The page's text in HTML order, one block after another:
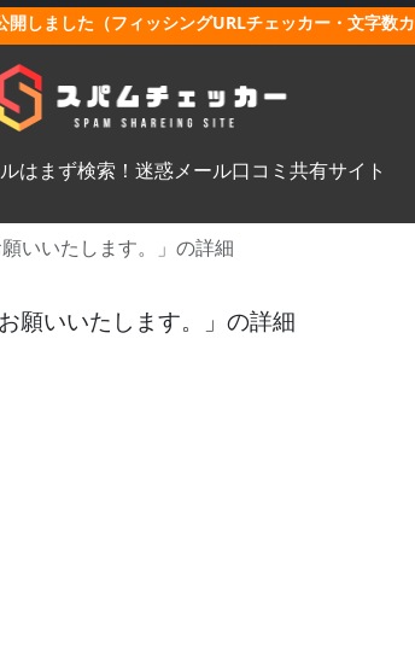
開しました（フィッシングURLチェッカー・文字数
はまず検索！迷惑メール口コミ共有サイト
いいたします。」の詳細
願いいたします。」の詳細